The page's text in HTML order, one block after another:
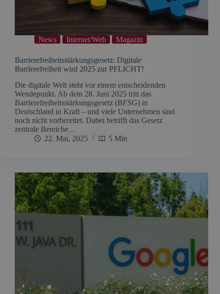
News Internet/Web Magazin
Barrierefreiheitsstärkungsgesetz: Digitale
Barrierefreiheit wird 2025 zur PFLICHT!
Die digitale Welt steht vor einem entscheidenden
Wendepunkt. Ab dem 28. Juni 2025 tritt das
Barrierefreiheitsstärkungsgesetz (BFSG) in
Deutschland in Kraft – und viele Unternehmen sind
noch nicht vorbereitet. Dabei betrifft das Gesetz
zentrale Bereiche…
22. Mai, 2025
5 Min